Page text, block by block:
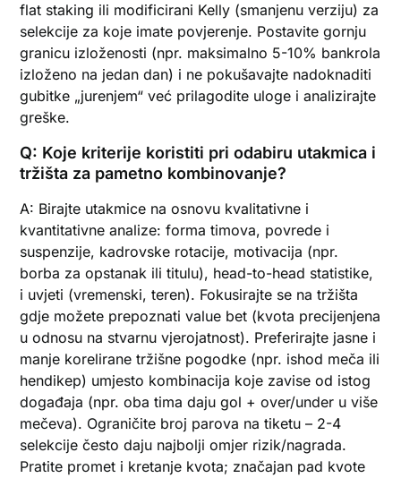
flat staking ili modificirani Kelly (smanjenu verziju) za
selekcije za koje imate povjerenje. Postavite gornju
granicu izloženosti (npr. maksimalno 5-10% bankrola
izloženo na jedan dan) i ne pokušavajte nadoknaditi
gubitke „jurenjem“ već prilagodite uloge i analizirajte
greške.
Q: Koje kriterije koristiti pri odabiru utakmica i
tržišta za pametno kombinovanje?
A: Birajte utakmice na osnovu kvalitativne i
kvantitativne analize: forma timova, povrede i
suspenzije, kadrovske rotacije, motivacija (npr.
borba za opstanak ili titulu), head-to-head statistike,
i uvjeti (vremenski, teren). Fokusirajte se na tržišta
gdje možete prepoznati value bet (kvota precijenjena
u odnosu na stvarnu vjerojatnost). Preferirajte jasne i
manje korelirane tržišne pogodke (npr. ishod meča ili
hendikep) umjesto kombinacija koje zavise od istog
događaja (npr. oba tima daju gol + over/under u više
mečeva). Ograničite broj parova na tiketu – 2-4
selekcije često daju najbolji omjer rizik/nagrada.
Pratite promet i kretanje kvota; značajan pad kvote